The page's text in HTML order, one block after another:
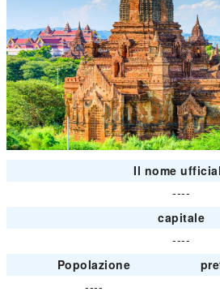
Il nome
----
capitale
----
Popolazione
----